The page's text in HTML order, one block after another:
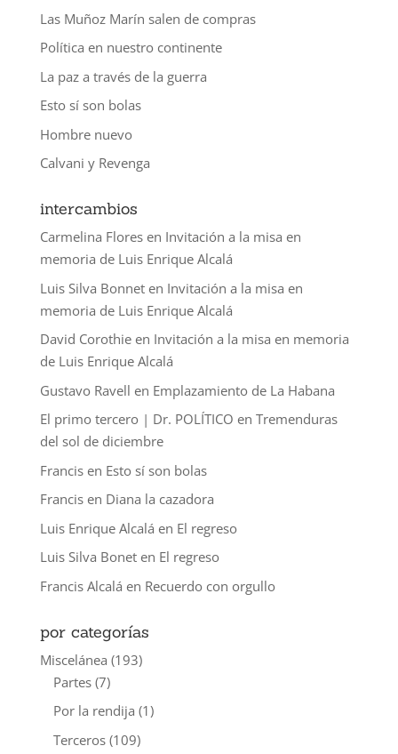
Las Muñoz Marín salen de compras
Política en nuestro continente
La paz a través de la guerra
Esto sí son bolas
Hombre nuevo
Calvani y Revenga
intercambios
Carmelina Floresen Invitación a la misa en
memoria de Luis Enrique Alcalá
Luis Silva Bonneten Invitación a la misa en
memoria de Luis Enrique Alcalá
David Corothieen Invitación a la misa en memoria
de Luis Enrique Alcalá
Gustavo Ravell en Emplazamiento de La Habana
El primo tercero | Dr. POLÍTICO en Tremenduras
del sol de diciembre
Francisen Esto sí son bolas
Francisen Diana la cazadora
Luis Enrique Alcalá en El regreso
Luis Silva Boneten El regreso
Francis Alcalá en Recuerdo con orgullo
por categorías
Miscelánea (193)
Partes(7)
Por la rendija (1)
Terceros(109)